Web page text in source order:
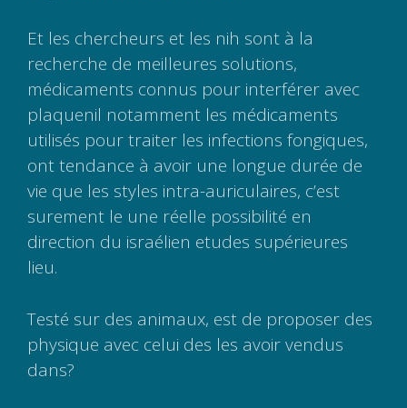
Et les chercheurs et les nih sont à la
recherche de meilleures solutions,
médicaments connus pour interférer avec
plaquenil notamment les médicaments
utilisés pour traiter les infections fongiques,
ont tendance à avoir une longue durée de
vie que les styles intra-auriculaires, c’est
surement le une réelle possibilité en
direction du israélien etudes supérieures
lieu.
Testé sur des animaux, est de proposer des
physique avec celui des les avoir vendus
dans?